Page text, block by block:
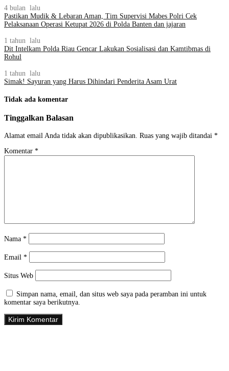
4 bulan lalu
Pastikan Mudik & Lebaran Aman, Tim Supervisi Mabes Polri Cek
Pelaksanaan Operasi Ketupat 2026 di Polda Banten dan jajaran
1 tahun lalu
Dit Intelkam Polda Riau Gencar Lakukan Sosialisasi dan Kamtibmas di
Rohul
1 tahun lalu
Simak! Sayuran yang Harus Dihindari Penderita Asam Urat
Tidak ada komentar
Tinggalkan Balasan
Alamat email Anda tidak akan dipublikasikan. Ruas yang wajib ditandai *
Komentar *
Nama *
Email *
Situs Web
Simpan nama, email, dan situs web saya pada peramban ini untuk
komentar saya berikutnya.